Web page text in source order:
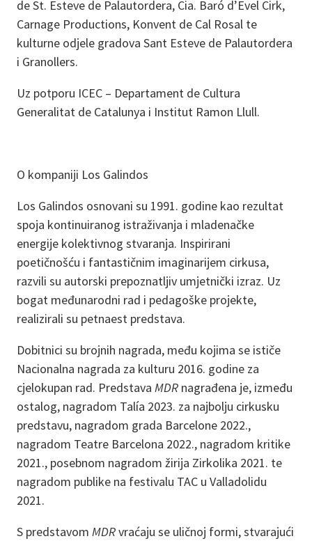
de St. Esteve de Palautordera, Cia. Baró d’Evel Cirk,
Carnage Productions, Konvent de Cal Rosal te
kulturne odjele gradova Sant Esteve de Palautordera
i Granollers.
Uz potporu ICEC – Departament de Cultura
Generalitat de Catalunya i Institut Ramon Llull.
O kompaniji Los Galindos
Los Galindos osnovani su 1991. godine kao rezultat
spoja kontinuiranog istraživanja i mladenačke
energije kolektivnog stvaranja. Inspirirani
poetičnošću i fantastičnim imaginarijem cirkusa,
razvili su autorski prepoznatljiv umjetnički izraz. Uz
bogat međunarodni rad i pedagoške projekte,
realizirali su petnaest predstava.
Dobitnici su brojnih nagrada, među kojima se ističe
Nacionalna nagrada za kulturu 2016. godine za
cjelokupan rad. Predstava MDR nagrađena je, između
ostalog, nagradom Talía 2023. za najbolju cirkusku
predstavu, nagradom grada Barcelone 2022.,
nagradom Teatre Barcelona 2022., nagradom kritike
2021., posebnom nagradom žirija Zirkolika 2021. te
nagradom publike na festivalu TAC u Valladolidu
2021.
S predstavom MDRvraćaju se uličnoj formi, stvarajući